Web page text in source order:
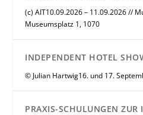
(c) AIT10.09.2026 – 11.09.2026 //
Museumsplatz 1, 1070
INDEPENDENT HOTEL
© Julian Hartwig16. und 17.
PRAXIS-SCHULUNGEN